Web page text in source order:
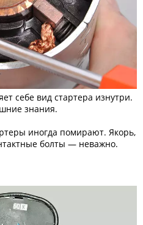
себе вид стартера изнутри.
знания.
иногда помирают. Якорь,
болты — неважно.